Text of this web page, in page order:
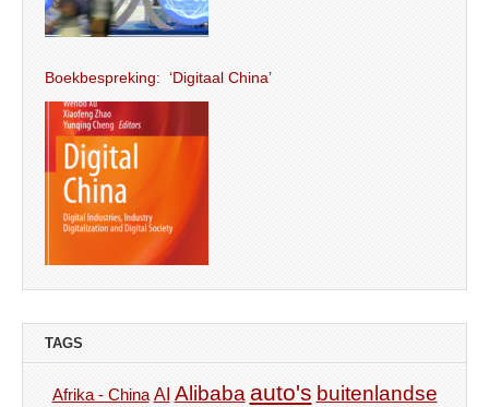
Boekbespreking: ‘Digitaal China’
TAGS
Afrika - China AI Alibaba auto's buitenlandse